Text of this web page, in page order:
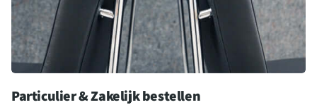
Particulier & Zakelijk bestellen